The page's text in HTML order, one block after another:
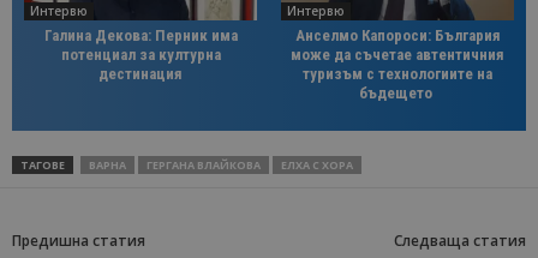
Интервю
Галина Декова: Перник има
потенциал за културна
дестинация
Интервю
Анселмо Капороси: България
може да съчетае автентичния
туризъм с технологиите на
бъдещето
ТАГОВЕ ВАРНА ГЕРГАНА ВЛАЙКОВА ЕЛХА С ХОРА
Предишна статия Следваща статия